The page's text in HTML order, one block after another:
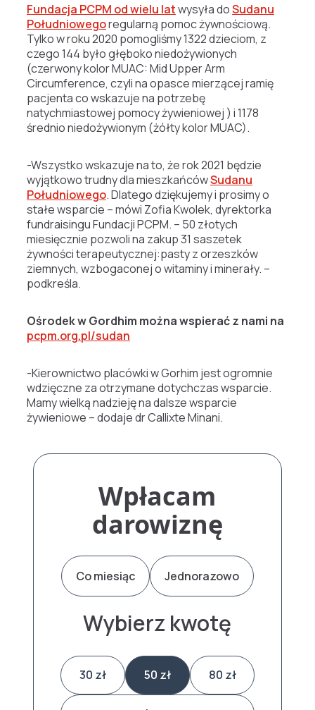
Fundacja PCPM od wielu latwysyła doSudanu
Południowegoregularną pomoc żywnościową.
Tylko w roku 2020 pomogliśmy 1322 dzieciom, z
czego 144 było głęboko niedożywionych
(czerwony kolor MUAC: Mid Upper Arm
Circumference, czyli na opasce mierzącej ramię
pacjenta co wskazuje na potrzebę
natychmiastowej pomocy żywieniowej ) i 1178
średnio niedożywionym (żółty kolor MUAC).
-Wszystko wskazuje na to, że rok 2021 będzie
wyjątkowo trudny dla mieszkańcówSudanu
Południowego. Dlatego dziękujemy i prosimy o
stałe wsparcie – mówi Zofia Kwolek, dyrektorka
fundraisingu Fundacji PCPM. – 50 złotych
miesięcznie pozwoli na zakup 31 saszetek
żywności terapeutycznej:pasty z orzeszków
ziemnych, wzbogaconej o witaminy i minerały. –
podkreśla.
Ośrodek w Gordhim można wspierać z nami na
pcpm.org.pl/sudan
-Kierownictwo placówki w Gorhim jest ogromnie
wdzięczne za otrzymane dotychczas wsparcie.
Mamy wielką nadzieję na dalsze wsparcie
żywieniowe – dodaje dr Callixte Minani.
Wpłacam
darowiznę
Co miesiąc Jednorazowo
Wybierz kwotę
30 zł 50 zł 80 zł